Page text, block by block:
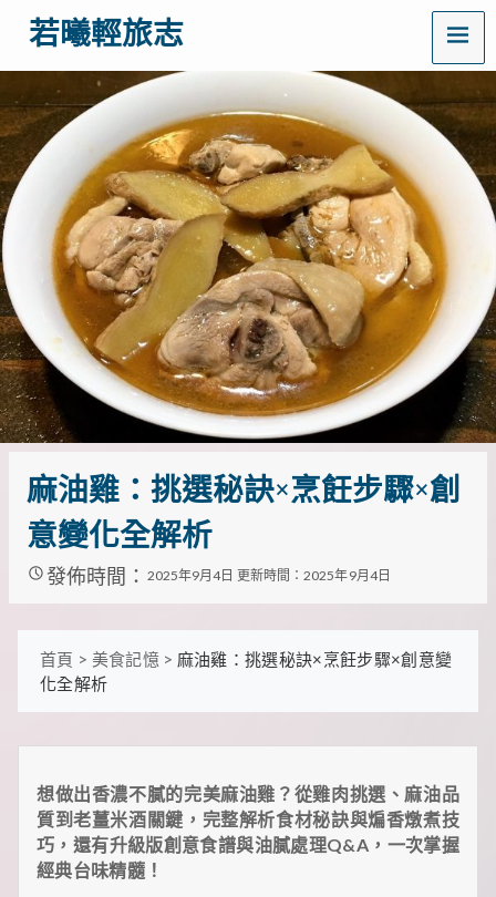
若曦輕旅志
歡
訪
問
若
曦
——
的
質
感
生
活
指
南！
這
裡
有
最
實
行
攻
略、
實
的
居
家
妙
招、
MENU
麻油雞：挑選秘訣×烹飪步驟×創
意變化全解析
發佈時間： 2025年9月4日 更新時間：2025年9月4日
首頁 > 美食記憶> 麻油雞：挑選秘訣×烹飪步驟×創意變
化全解析
想做出香濃不膩的完美麻油雞？從雞肉挑選、麻油品
質到老薑米酒關鍵，完整解析食材秘訣與煸香燉煮技
巧，還有升級版創意食譜與油膩處理Q&A，一次掌握
經典台味精髓！